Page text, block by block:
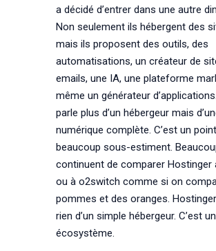
a décidé d’entrer dans une autre
Non seulement ils hébergent des
mais ils proposent des outils, des
automatisations, un créateur de
emails, une IA, une plateforme
même un générateur
parle plus d’un hébergeur mais
numérique complète. C’est un
beaucoup sous-estiment.
continuent de comparer Hostinger
ou à o2switch comme si on
pommes et des oranges. Hostinger
rien d’un simple hébergeur. C’est un
écosystème.